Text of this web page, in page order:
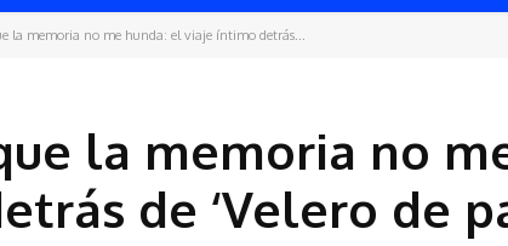
la memoria no me hunda: el viaje íntimo detrás...
la memoria no
de ‘Velero de